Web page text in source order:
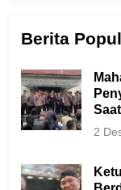
Berita
2